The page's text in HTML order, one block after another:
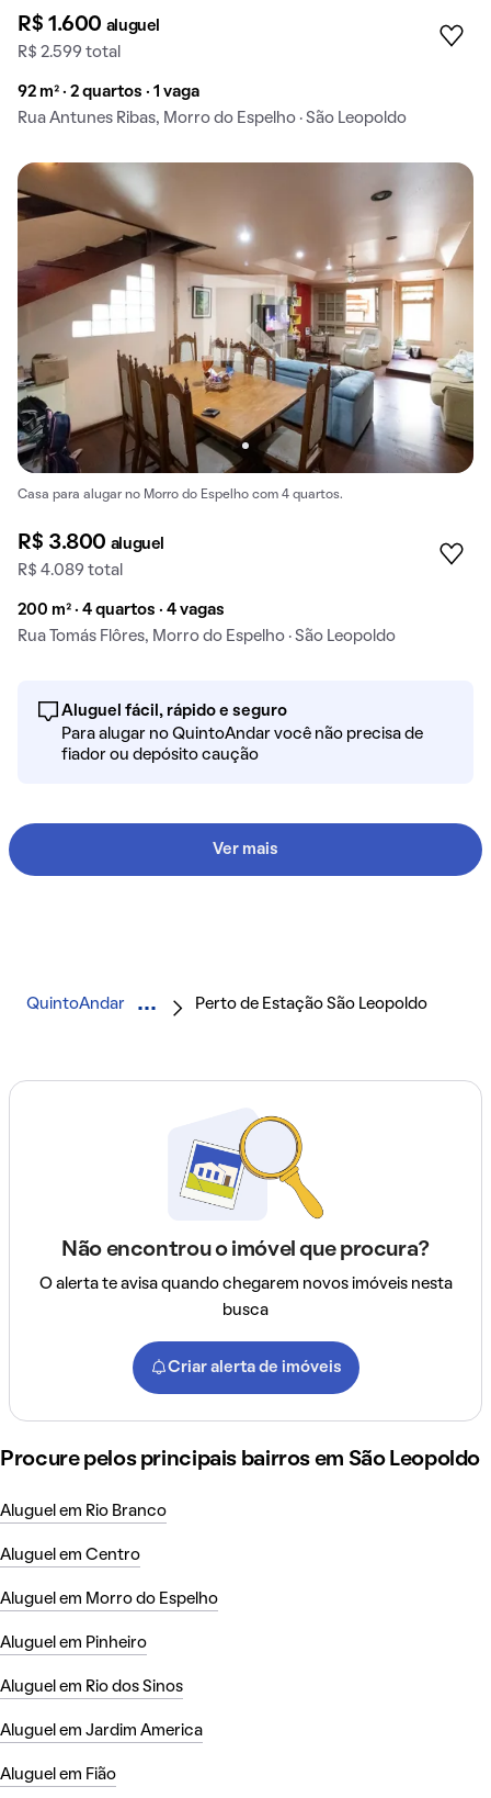
R$ 1.600 aluguel
R$ 2.599 total
92 m² · 2 quartos · 1 vaga
Rua Antunes Ribas, Morro do Espelho · São Leopoldo
Casa para alugar no Morro do Espelho com 4 quartos.
R$ 3.800 aluguel
R$ 4.089 total
200 m² · 4 quartos · 4 vagas
Rua Tomás Flôres, Morro do Espelho · São Leopoldo
Aluguel fácil, rápido e seguro
Para alugar no QuintoAndar você não precisa de
fiador ou depósito caução
Ver mais
QuintoAndar Perto de Estação São Leopoldo
Não encontrou o imóvel que procura?
O alerta te avisa quando chegarem novos imóveis nesta
busca
Criar alerta de imóveis
Procure pelos principais bairros em São Leopoldo
Aluguel em Rio Branco
Aluguel em Centro
Aluguel em Morro do Espelho
Aluguel em Pinheiro
Aluguel em Rio dos Sinos
Aluguel em Jardim America
Aluguel em Fião